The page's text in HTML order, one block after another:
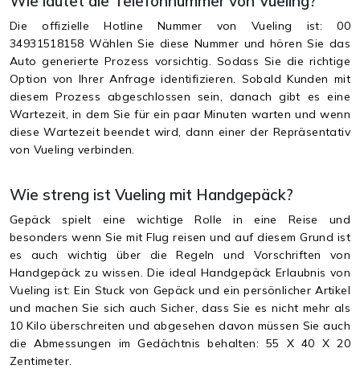
Die offizielle Hotline Nummer von Vueling ist: 00
34931518158 Wählen Sie diese Nummer und hören Sie das
Auto generierte Prozess vorsichtig. Sodass Sie die richtige
Option von Ihrer Anfrage identifizieren. Sobald Kunden mit
diesem Prozess abgeschlossen sein, danach gibt es eine
Wartezeit, in dem Sie für ein paar Minuten warten und wenn
diese Wartezeit beendet wird, dann einer der Repräsentativ
von Vueling verbinden.
Wie streng ist Vueling mit Handgepäck?
Gepäck spielt eine wichtige Rolle in eine Reise und
besonders wenn Sie mit Flug reisen und auf diesem Grund ist
es auch wichtig über die Regeln und Vorschriften von
Handgepäck zu wissen. Die ideal Handgepäck Erlaubnis von
Vueling ist: Ein Stuck von Gepäck und ein persönlicher Artikel
und machen Sie sich auch Sicher, dass Sie es nicht mehr als
10 Kilo überschreiten und abgesehen davon müssen Sie auch
die Abmessungen im Gedächtnis behalten: 55 X 40 X 20
Zentimeter.